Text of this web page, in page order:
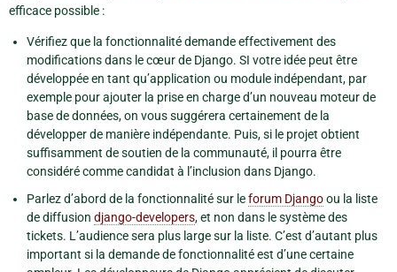
efficace possible :
Vérifiez que la fonctionnalité demande effectivement des
modifications dans le cœur de Django. SI votre idée peut être
développée en tant qu’application ou module indépendant, par
exemple pour ajouter la prise en charge d’un nouveau moteur de
base de données, on vous suggérera certainement de la
développer de manière indépendante. Puis, si le projet obtient
suffisamment de soutien de la communauté, il pourra être
considéré comme candidat à l’inclusion dans Django.
Parlez d’abord de la fonctionnalité sur leforum Djangoou la liste
de diffusion django-developers, et non dans le système des
tickets. L’audience sera plus large sur la liste. C’est d’autant plus
important si la demande de fonctionnalité est d’une certaine